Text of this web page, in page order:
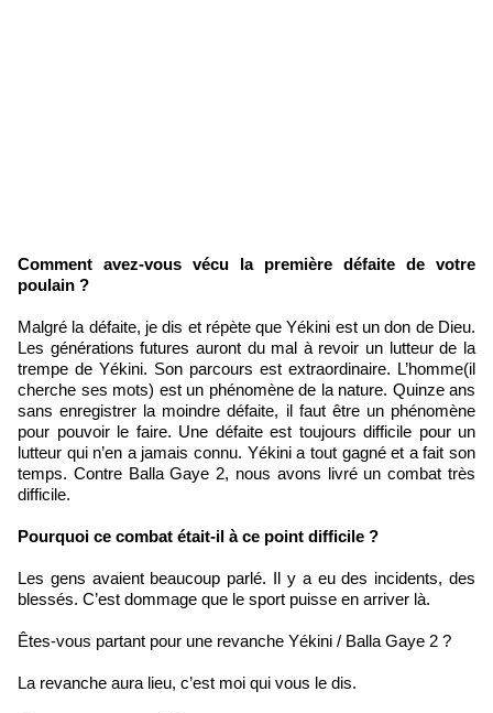
Comment avez-vous vécu la première défaite de votre
poulain ?
Malgré la défaite, je dis et répète que Yékini est un don de Dieu.
Les générations futures auront du mal à revoir un lutteur de la
trempe de Yékini. Son parcours est extraordinaire. L’homme(il
cherche ses mots) est un phénomène de la nature. Quinze ans
sans enregistrer la moindre défaite, il faut être un phénomène
pour pouvoir le faire. Une défaite est toujours difficile pour un
lutteur qui n’en a jamais connu. Yékini a tout gagné et a fait son
temps. Contre Balla Gaye 2, nous avons livré un combat très
difficile.
Pourquoi ce combat était-il à ce point difficile ?
Les gens avaient beaucoup parlé. Il y a eu des incidents, des
blessés. C’est dommage que le sport puisse en arriver là.
Êtes-vous partant pour une revanche Yékini / Balla Gaye 2 ?
La revanche aura lieu, c’est moi qui vous le dis.